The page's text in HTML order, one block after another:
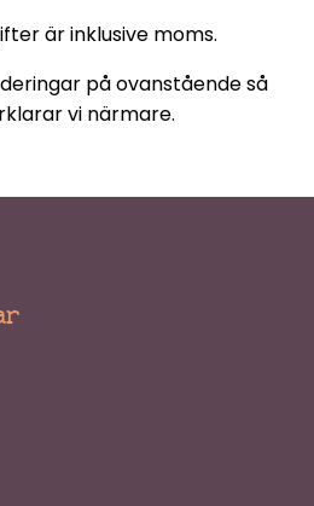
är inklusive moms.
på ovanstående så
vi närmare.